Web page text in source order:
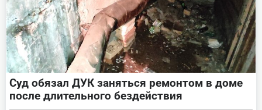
Суд обязал ДУК заняться ремонтом в доме
после длительного бездействия